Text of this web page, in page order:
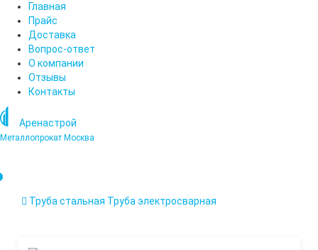
Главная
Прайс
Доставка
Вопрос-ответ
О компании
Отзывы
Контакты
Аренастрой
Металлопрокат Москва
Труба стальная Труба электросварная